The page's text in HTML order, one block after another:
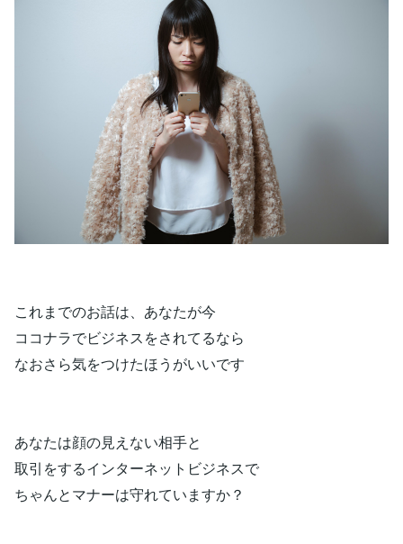
これまでのお話は、あなたが今
ココナラでビジネスをされてるなら
なおさら気をつけたほうがいいです
あなたは顔の見えない相手と
取引をするインターネットビジネスで
ちゃんとマナーは守れていますか？